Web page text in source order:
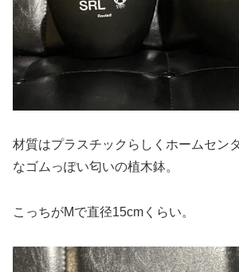
材質はプラスチックらしくホームセン
なゴムっぽい匂いの植木鉢。
こっちがMで直径15cmくらい。